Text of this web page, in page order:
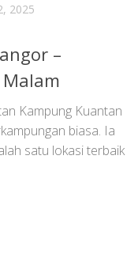
2025
–
Kampung Kuantan
biasa. Ia
satu lokasi terbaik